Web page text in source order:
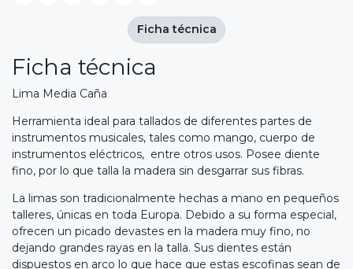
Ficha técnica
Lima Media Caña
Herramienta ideal para tallados de diferentes partes de
instrumentos musicales, tales como mango, cuerpo de
instrumentos eléctricos, entre otros usos. Posee diente
fino, por lo que talla la madera sin desgarrar sus fibras.
La limas son tradicionalmente hechas a mano en pequeños
talleres, únicas en toda Europa. Debido a su forma especial,
ofrecen un picado devastes en la madera muy fino, no
dejando grandes rayas en la talla. Sus dientes están
dispuestos en arco lo que hace que estas escofinas sean de
Ficha técnica